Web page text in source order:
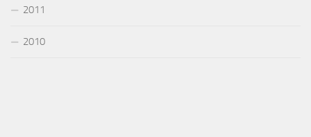
2011
2010